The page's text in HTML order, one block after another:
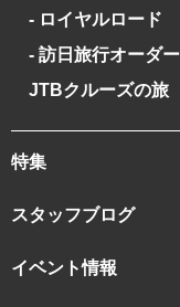
- ロイヤルロード
- 訪日旅行オーダ
JTBクルーズの旅
特集
スタッフブログ
イベント情報